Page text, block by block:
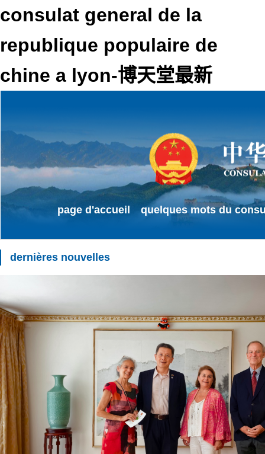
consulat general de la
republique populaire de
chine a lyon-博天堂最新
page d'accueil quelques mots du
dernières nouvelles